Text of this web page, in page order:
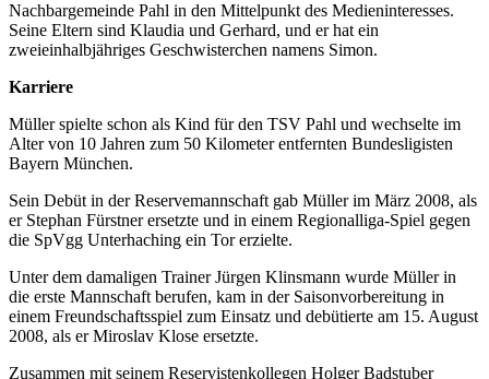
Nachbargemeinde Pahl in den Mittelpunkt des Medieninteresses.
Seine Eltern sind Klaudia und Gerhard, und er hat ein
zweieinhalbjähriges Geschwisterchen namens Simon.
Karriere
Müller spielte schon als Kind für den TSV Pahl und wechselte im
Alter von 10 Jahren zum 50 Kilometer entfernten Bundesligisten
Bayern München.
Sein Debüt in der Reservemannschaft gab Müller im März 2008, als
er Stephan Fürstner ersetzte und in einem Regionalliga-Spiel gegen
die SpVgg Unterhaching ein Tor erzielte.
Unter dem damaligen Trainer Jürgen Klinsmann wurde Müller in
die erste Mannschaft berufen, kam in der Saisonvorbereitung in
einem Freundschaftsspiel zum Einsatz und debütierte am 15. August
2008, als er Miroslav Klose ersetzte.
Zusammen mit seinem Reservistenkollegen Holger Badstuber